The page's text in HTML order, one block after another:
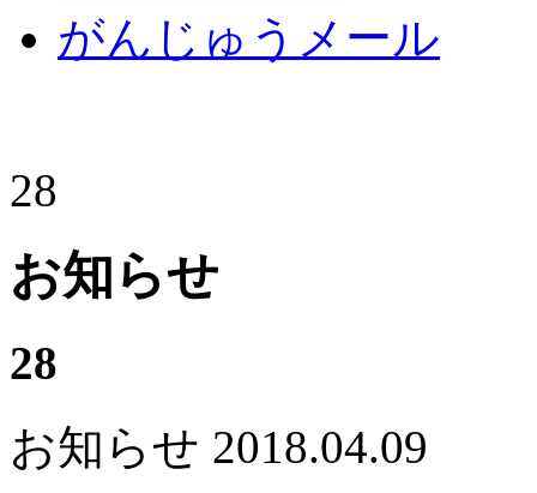
がんじゅうメール
28
お知らせ
28
お知らせ 2018.04.09